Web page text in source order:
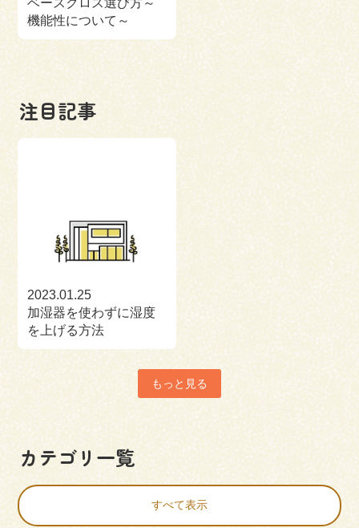
ベースクロス選び方～
機能性について～
注目記事
2023.01.25
加湿器を使わずに湿度
を上げる方法
もっと見る
カテゴリ一覧
すべて表示